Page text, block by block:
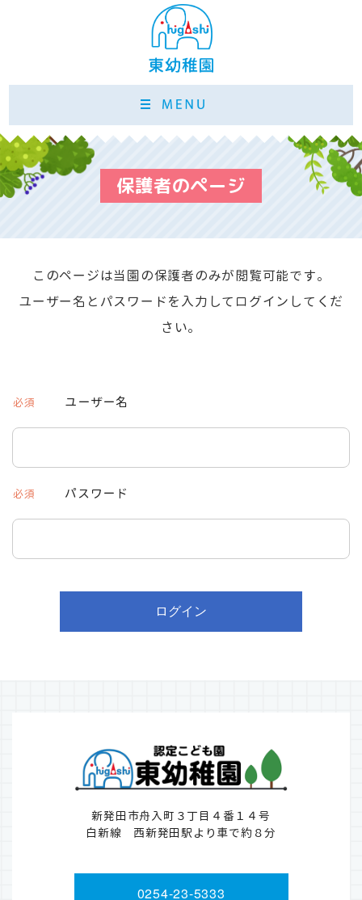
保護者のページ
このページは当園の保護者のみが閲覧可能です。
ユーザー名とパスワードを入力してログインしてくだ
さい。
ユーザー名
必須
パスワード
必須
新発田市舟入町３丁目４番１４号
白新線 西新発田駅より車で約８分
0254-23-5333